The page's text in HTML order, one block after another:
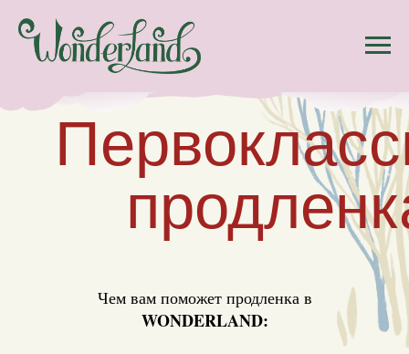
Чем вам поможет продленка в
WONDERLAND: